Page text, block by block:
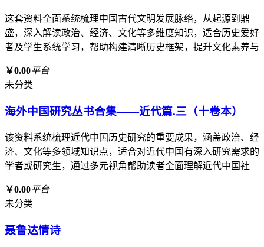
这套资料全面系统梳理中国古代文明发展脉络，从起源到鼎
盛，深入解读政治、经济、文化等多维度知识，适合历史爱好
者及学生系统学习，帮助构建清晰历史框架，提升文化素养与
￥0.00平台
未分类
海外中国研究丛书合集——近代篇.三（十卷本）
该资料系统梳理近代中国历史研究的重要成果，涵盖政治、经
济、文化等多领域知识点，适合对近代中国有深入研究需求的
学者或研究生，通过多元视角帮助读者全面理解近代中国社
￥0.00平台
未分类
聂鲁达情诗